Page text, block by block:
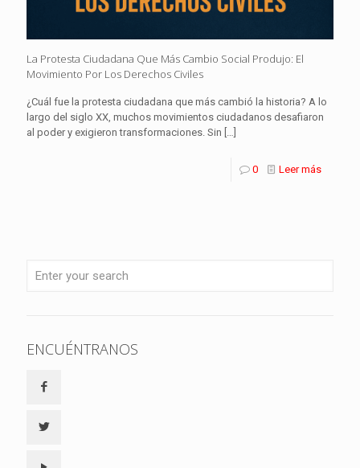
La Protesta Ciudadana Que Más Cambio Social Produjo: El
Movimiento Por Los Derechos Civiles
¿Cuál fue la protesta ciudadana que más cambió la historia? A lo
largo del siglo XX, muchos movimientos ciudadanos desafiaron
al poder y exigieron transformaciones. Sin […]
0 Leer más
ENCUÉNTRANOS